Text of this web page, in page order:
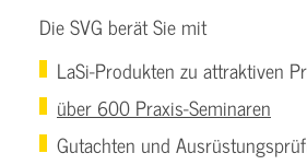
Die SVG berät Sie mit
LaSi-Produkten zu attraktiven
über 600 Praxis-Seminaren
Gutachten und